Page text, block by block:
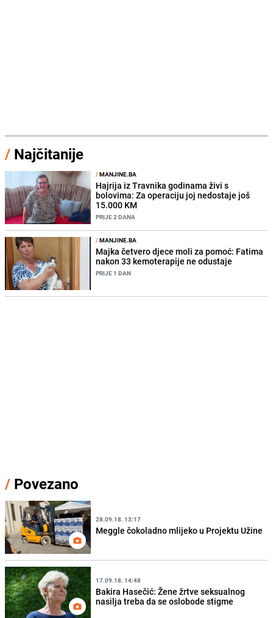
/ Najčitanije
/MANJINE.BA
Hajrija iz Travnika godinama živi s
bolovima: Za operaciju joj nedostaje još
15.000 KM
PRIJE 2 DANA
/MANJINE.BA
Majka četvero djece moli za pomoć: Fatima
nakon 33 kemoterapije ne odustaje
PRIJE 1 DAN
/ Povezano
28.09.18. 13:17
Meggle čokoladno mlijeko u Projektu Užine
17.09.18. 14:48
Bakira Hasečić: Žene žrtve seksualnog
nasilja treba da se oslobode stigme